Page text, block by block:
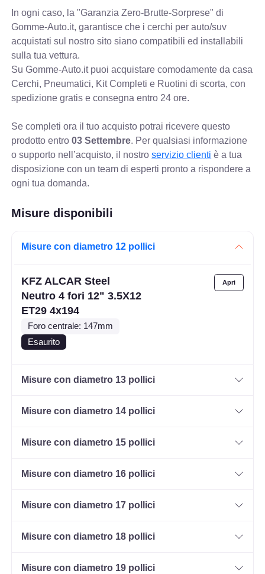
In ogni caso, la "Garanzia Zero-Brutte-Sorprese" di
Gomme-Auto.it, garantisce che i cerchi per auto/suv
acquistati sul nostro sito siano compatibili ed installabili
sulla tua vettura.
Su Gomme-Auto.it puoi acquistare comodamente da casa
Cerchi, Pneumatici, Kit Completi e Ruotini di scorta, con
spedizione gratis e consegna entro 24 ore.
Se completi ora il tuo acquisto potrai ricevere questo
prodotto entro03 Settembre. Per qualsiasi informazione
o supporto nell’acquisto, il nostroservizio clienti è a tua
disposizione con un team di esperti pronto a rispondere a
ogni tua domanda.
Misure disponibili
Misure con diametro 12 pollici
KFZ ALCAR Steel
Neutro 4 fori 12" 3.5X12
ET29 4x194
Foro centrale: 147mm
Esaurito
Misure con diametro 13 pollici
Misure con diametro 14 pollici
Misure con diametro 15 pollici
Misure con diametro 16 pollici
Misure con diametro 17 pollici
Misure con diametro 18 pollici
Misure con diametro 19 pollici